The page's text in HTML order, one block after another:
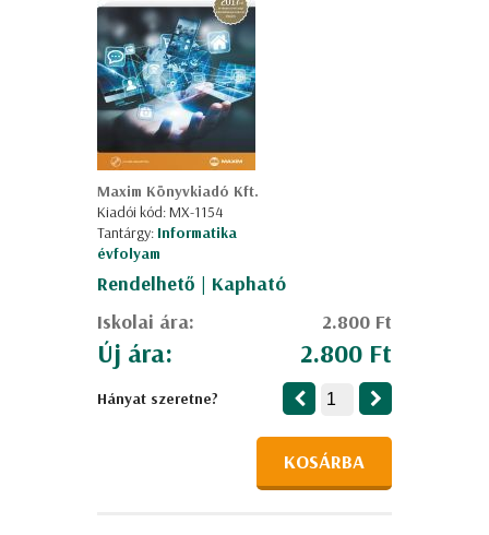
Maxim Könyvkiadó Kft.
Kiadói kód: MX-1154
Tantárgy: Informatika
évfolyam
Rendelhető | Kapható
Iskolai ára:
2.800 Ft
Új ára: 2.800 Ft
Hányat szeretne?
KOSÁRBA